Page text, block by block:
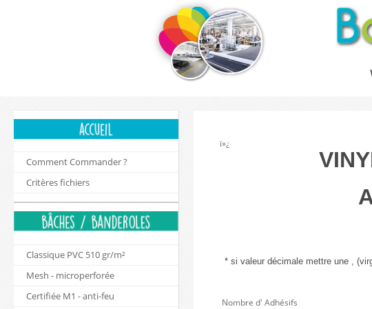
Comment Commander ?
Critères fichiers
Classique PVC 510 gr/m²
Mesh - microperforée
Certifiée M1 - anti-feu
ï»¿
* si valeur décimale mettre une ,
Nombre d' Adhésifs